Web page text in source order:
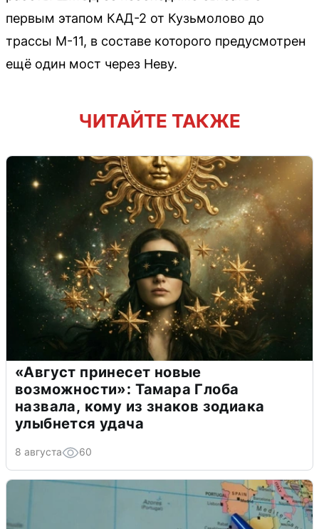
первым этапом КАД-2 от Кузьмолово до
трассы М-11, в составе которого предусмотрен
ещё один мост через Неву.
ЧИТАЙТЕ ТАКЖЕ
«Август принесет новые
возможности»: Тамара Глоба
назвала, кому из знаков зодиака
улыбнется удача
8 августа 60